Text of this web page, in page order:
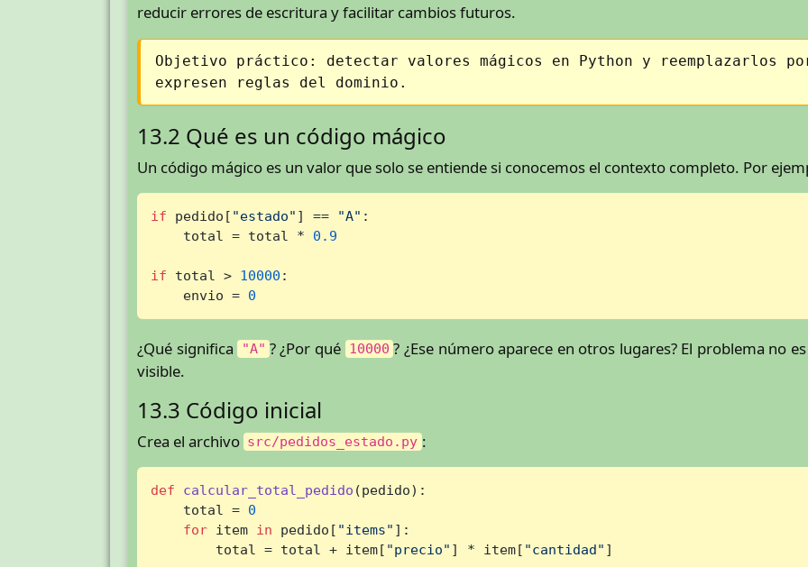
reducir errores de escritura y facilitar cambios futuros.
Objetivo práctico: detectar valores mágicos en Python y reemplazarlos
expresen reglas del dominio.
13.2 Qué es un código mágico
Un código mágico es un valor que solo se entiende si conocemos el contexto completo. Por
if pedido[ "estado" ] == "A" :
    total = total *
0.9
if total > 10000 :
    envio =
0
¿Qué significa "A" ? ¿Por qué 10000 ? ¿Ese número aparece en otros lugares? El problema no
visible.
13.3 Código inicial
Crea el archivo src/pedidos_estado.py :
def calcular_total_pedido (pedido):
    total =
0
for item in pedido[ "items" ]:
        total = total + item[
"precio" ] * item[ "cantidad" ]